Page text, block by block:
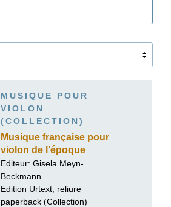
MUSIQUE POUR
VIOLON
(COLLECTION)
Musique française pour
violon de l'époque
baroque, volume II
Editeur: Gisela Meyn-
Beckmann
Edition Urtext, reliure
paperback (Collection)